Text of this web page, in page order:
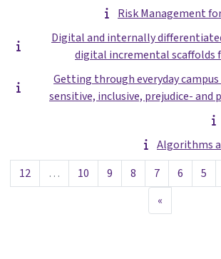
Risk Management
Digital and internally
digital incremental scaffolds
Getting through everyday
sensitive, inclusive, prejudice- and
Algorithms
4
5עמוד 5
6עמוד 6
7 עמוד 7
8עמוד 8
9עמוד 9
10 עמוד 10…
12
»